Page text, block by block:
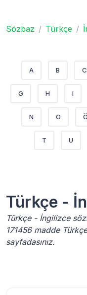
Sözbaz Türkçe
A B C
G H I
N O Ö
T U
Türkçe -
Türkçe - İngilizce
171456 madde
sayfadasınız.